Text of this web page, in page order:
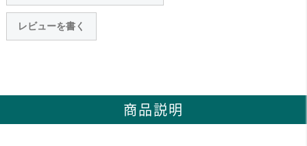
レビューを書く
商品説明